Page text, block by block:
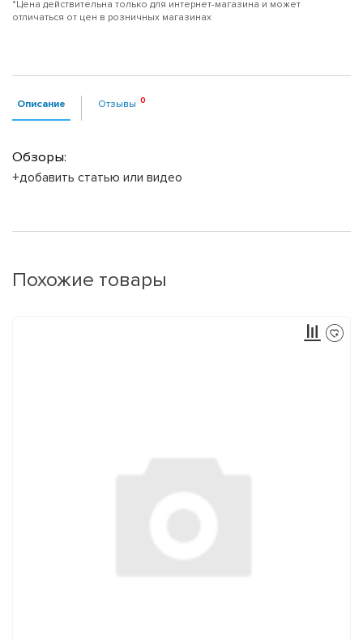
*Цена действительна только для интернет-магазина и может
отличаться от цен в розничных магазинах
Описание Отзывы
Обзоры:
+добавить статью или видео
Похожие товары